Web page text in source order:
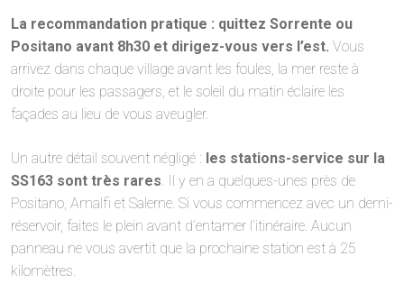
La recommandation pratique : quittez Sorrente ou
Positano avant 8h30 et dirigez-vous vers l’est. Vous
arrivez dans chaque village avant les foules, la mer reste à
droite pour les passagers, et le soleil du matin éclaire les
façades au lieu de vous aveugler.
Un autre détail souvent négligé : les stations-service sur la
SS163 sont très rares . Il y en a quelques-unes près de
Positano, Amalfi et Salerne. Si vous commencez avec un demi-
réservoir, faites le plein avant d’entamer l’itinéraire. Aucun
panneau ne vous avertit que la prochaine station est à 25
kilomètres.